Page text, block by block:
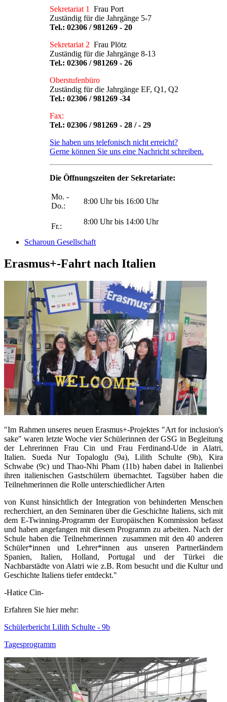
Sekretariat 1 Frau Port
Zuständig für die Jahrgänge 5-7
Tel.: 02306 / 981269 - 20
Sekretariat 2 Frau Plötz
Zuständig für die Jahrgänge 8-13
Tel.: 02306 / 981269 - 26
Oberstufenbüro
Zuständig für die Jahrgänge EF, Q1, Q2
Tel.: 02306 / 981269 -34
Fax:
Tel.: 02306 / 981269 - 28 / - 29
Sie haben uns telefonisch nicht erreicht?
Gerne können Sie uns eine Nachricht schreiben.
Die Öffnungszeiten der Sekretariate:
Mo. -
Do.:
8:00 Uhr bis 16:00 Uhr
Fr.:
8:00 Uhr bis 14:00 Uhr
Scharoun Gesellschaft
Erasmus+-Fahrt nach Italien
"Im Rahmen unseres neuen Erasmus+-Projektes "Art for inclusion's
sake" waren letzte Woche vier Schülerinnen der GSG in Begleitung
der Lehrerinnen Frau Cin und Frau Ferdinand-Ude in Alatri,
Italien. Sueda Nur Topaloglu (9a), Lilith Schulte (9b), Kira
Schwabe (9c) und Thao-Nhi Pham (11b) haben dabei in Italienbei
ihren italienischen Gastschülern übernachtet. Tagsüber haben die
Teilnehmerinnen die Rolle unterschiedlicher Arten
von Kunst hinsichtlich der Integration von behinderten Menschen
recherchiert, an den Seminaren über die Geschichte Italiens, sich mit
dem E-Twinning-Programm der Europäischen Kommission befasst
und haben angefangen mit diesem Programm zu arbeiten. Nach der
Schule haben die Teilnehmerinnen zusammen mit den 40 anderen
Schüler*innen und Lehrer*innen aus unseren Partnerländern
Spanien, Italien, Holland, Portugal und der Türkei die
Nachbarstädte von Alatri wie z.B. Rom besucht und die Kultur und
Geschichte Italiens tiefer entdeckt."
-Hatice Cin-
Erfahren Sie hier mehr:
Schülerbericht Lilith Schulte - 9b
Tagesprogramm